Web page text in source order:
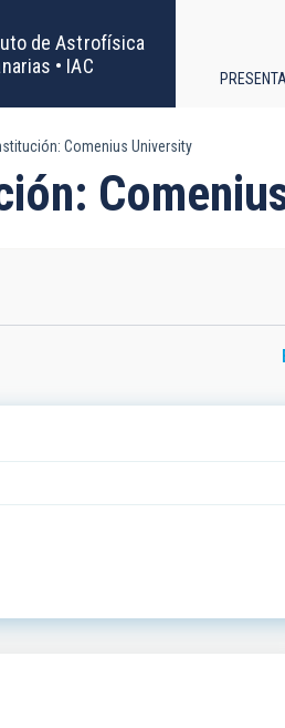
de Astrofísica
• IAC
Comenius University